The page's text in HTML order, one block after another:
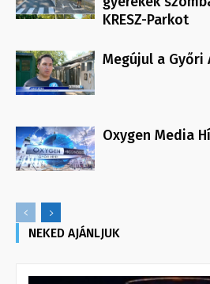
KRESZ-Parkot
Megújul a Győri
Oxygen Media
NEKED AJÁNLJUK